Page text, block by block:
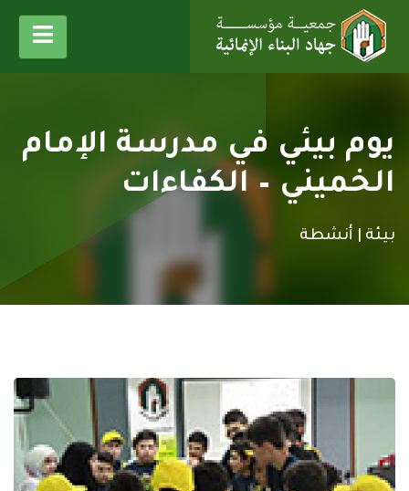
يوم بيئي في مدرسة الإمام
الخميني – الكفاءات
بيئة | أنشطة